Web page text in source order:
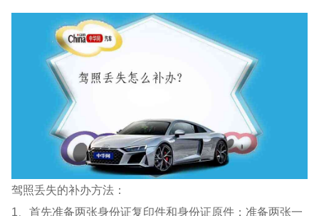
驾照丢失的补办方法：
1、首先准备两张身份证复印件和身份证原件；准备两张一